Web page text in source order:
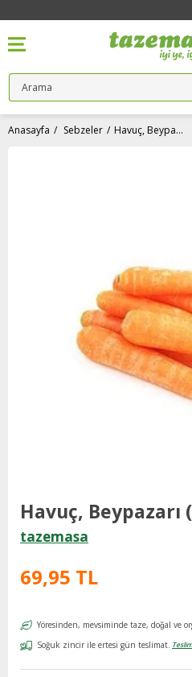
Anasayfa Sebzeler Havuç, Beypazarı (kg)
Havuç, Beypazarı
tazemasa
69,95 TL
Yöresinden, mevsiminde taze, doğal ve
Soğuk zincir ile ertesi gün teslimat.